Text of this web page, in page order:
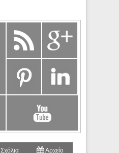
Σχόλια Αρχείο